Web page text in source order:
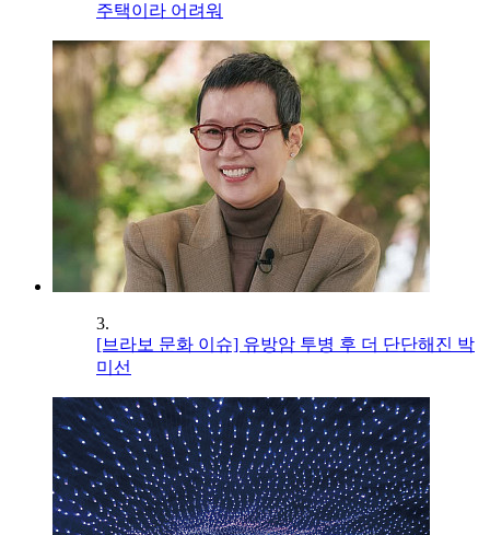
주택이라 어려워
3.
[브라보 문화 이슈] 유방암 투병 후 더 단단해진 박
미선